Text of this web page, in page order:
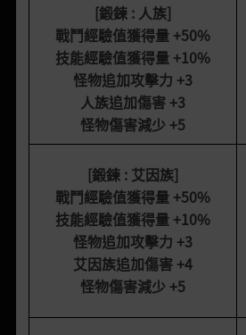
[鍛鍊 : 人族]
戰鬥經驗值獲得量+50%
技能經驗值獲得量+10%
怪物追加攻擊力 +3
人族追加傷害+3
怪物傷害減少+5
[鍛鍊 : 艾因族]
戰鬥經驗值獲得量+50%
技能經驗值獲得量+10%
怪物追加攻擊力 +3
艾因族追加傷害+4
怪物傷害減少+5